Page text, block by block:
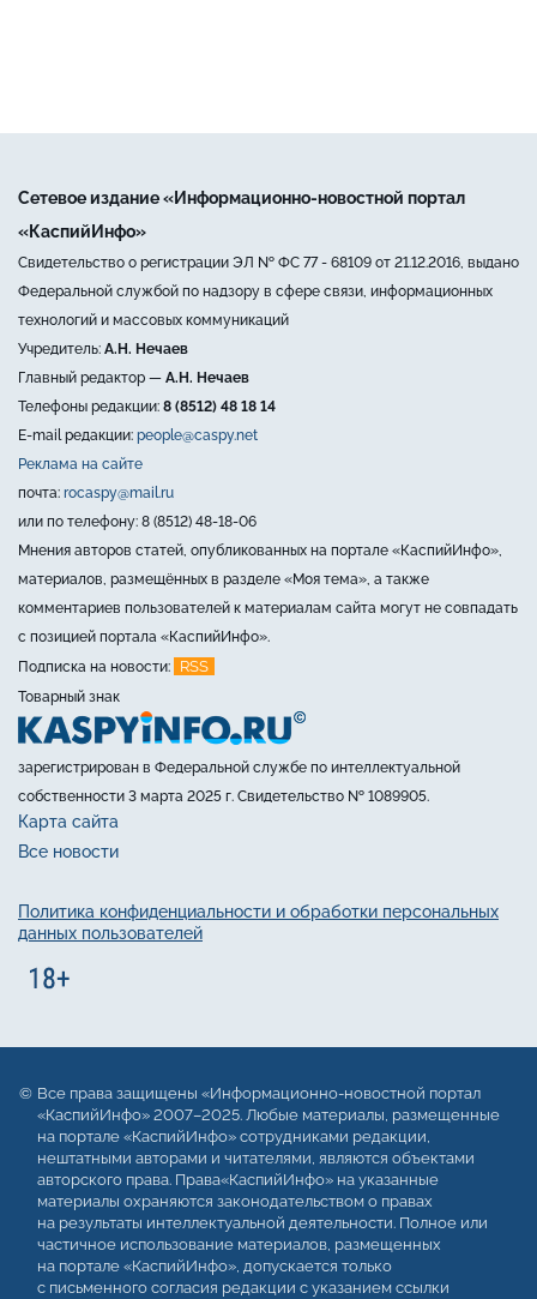
Сетевое издание «Информационно-новостной портал
«КаспийИнфо»
Свидетельство о регистрации ЭЛ № ФС 77 - 68109 от 21.12.2016, выдано
Федеральной службой по надзору в сфере связи, информационных
технологий и массовых коммуникаций
Учредитель: А.Н. Нечаев
Главный редактор — А.Н. Нечаев
Телефоны редакции: 8 (8512) 48 18 14
E-mail редакции: people@caspy.net
Реклама на сайте
почта: rocaspy@mail.ru
или по телефону: 8 (8512) 48-18-06
Мнения авторов статей, опубликованных на портале «КаспийИнфо»,
материалов, размещённых в разделе «Моя тема», а также
комментариев пользователей к материалам сайта могут не совпадать
с позицией портала «КаспийИнфо».
Подписка на новости:
RSS
Товарный знак
зарегистрирован в Федеральной службе по интеллектуальной
собственности 3 марта 2025 г. Свидетельство № 1089905.
Карта сайта
Все новости
Политика конфиденциальности и обработки персональных
данных пользователей
Все права защищены «Информационно-новостной портал
«КаспийИнфо» 2007–2025. Любые материалы, размещенные
на портале «КаспийИнфо» сотрудниками редакции,
нештатными авторами и читателями, являются объектами
авторского права. Права«КаспийИнфо» на указанные
материалы охраняются законодательством о правах
на результаты интеллектуальной деятельности. Полное или
частичное использование материалов, размещенных
на портале «КаспийИнфо», допускается только
с письменного согласия редакции с указанием ссылки